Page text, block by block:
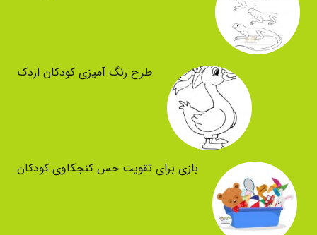
طرح رنگ آمیزی کودکان اردک
بازی برای تقویت حس کنجکاوی کودکان